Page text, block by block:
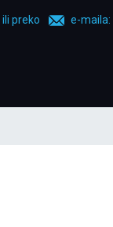
ili preko e-maila: